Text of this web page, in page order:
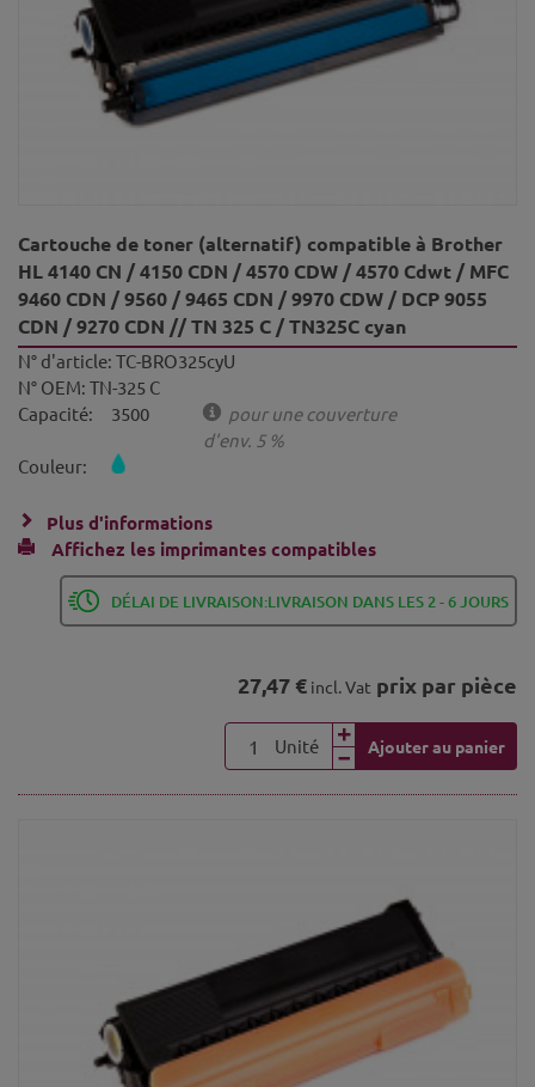
Cartouche de toner (alternatif) compatible à Brother
HL 4140 CN / 4150 CDN / 4570 CDW / 4570 Cdwt / MFC
9460 CDN / 9560 / 9465 CDN / 9970 CDW / DCP 9055
CDN / 9270 CDN // TN 325 C / TN325C cyan
N° d'article: TC-BRO325cyU
N° OEM: TN-325 C
Capacité:
3500
pour une couverture
d'env. 5 %
Couleur:
Plus d'informations
Affichez les imprimantes compatibles
DÉLAI DE LIVRAISON:LIVRAISON DANS LES 2 - 6 JOURS
27,47 € incl. Vat prix par pièce
Unité Ajouter au panier